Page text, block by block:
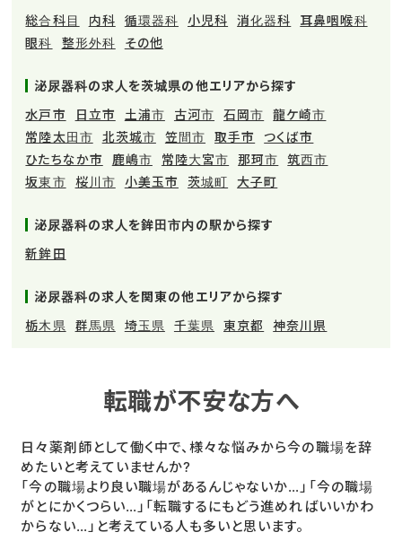
総合科目
内科 循環器科 小児科 消化器科
耳鼻咽喉科
眼科
整形外科 その他
泌尿器科の求人を茨城県の他エリアから探す
水戸市
日立市 土浦市 古河市 石岡市
龍ケ崎市
常陸太田市
北茨城市 笠間市 取手市
つくば市
ひたちなか市
鹿嶋市 常陸大宮市 那珂市
筑西市
坂東市
桜川市 小美玉市 茨城町 大子町
泌尿器科の求人を鉾田市内の駅から探す
新鉾田
泌尿器科の求人を関東の他エリアから探す
栃木県
群馬県 埼玉県 千葉県 東京都 神奈川県
転職が不安な方へ
日々薬剤師として働く中で、様々な悩みから今の職場を辞
めたいと考えていませんか?
「今の職場より良い職場があるんじゃないか…」「今の職場
がとにかくつらい…」「転職するにもどう進めればいいかわ
からない…」と考えている人も多いと思います。